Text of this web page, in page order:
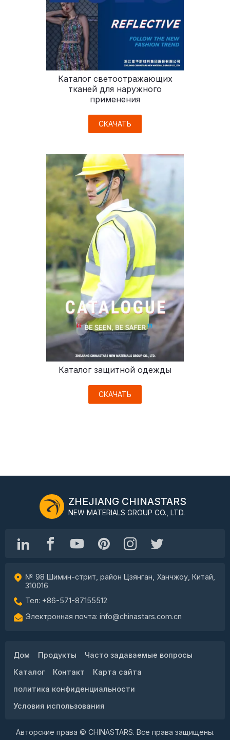
Каталог светоотражающих
тканей для наружного
применения
СКАЧАТЬ
Каталог защитной одежды
СКАЧАТЬ
ZHEJIANG CHINASTARS
NEW MATERIALS GROUP CO., LTD.
№ 98 Шимин-стрит, район Цзянган, Ханчжоу, Китай,
310016
Тел: +86-571-87155512
Электронная почта: info@chinastars.com.cn
Дом Продукты
Часто задаваемые вопросы
Каталог
Контакт
Карта сайта
политика конфиденциальности
Условия использования
Авторские права © CHINASTARS. Все права защищены.